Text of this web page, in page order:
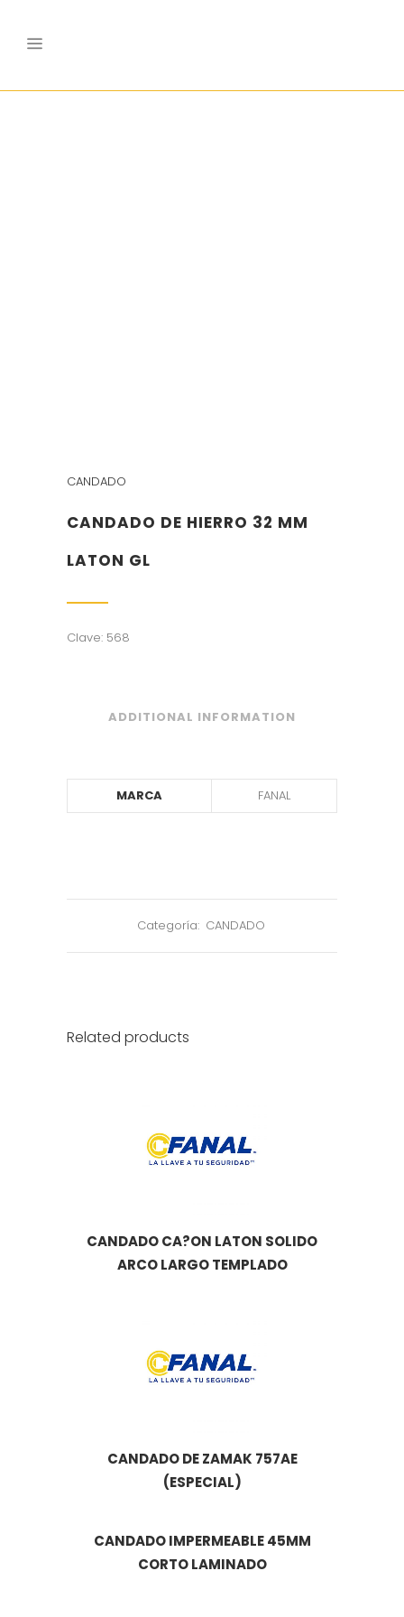
CANDADO
CANDADO DE HIERRO 32 MM
LATON GL
Clave: 568
ADDITIONAL INFORMATION
MARCA FANAL
Categoría: CANDADO
Related products
CANDADO CA?ON LATON SOLIDO
ARCO LARGO TEMPLADO
CANDADO DE ZAMAK 757AE
(ESPECIAL)
CANDADO IMPERMEABLE 45MM
CORTO LAMINADO